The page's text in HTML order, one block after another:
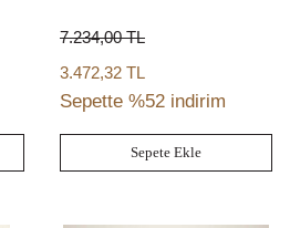
7.234,00TL
3.472,32 TL
Sepette %52 indirim
Sepete Ekle